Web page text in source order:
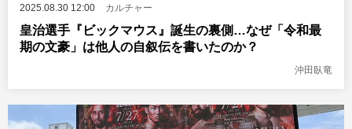
2025.08.30 12:00 カルチャー
皇治選手『ビックマウス』誕生の裏側…なぜ「令和最
期の文豪」は他人の自叙伝を書いたのか？
沖田臥竜